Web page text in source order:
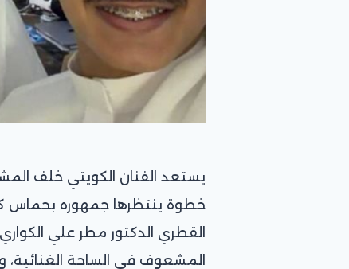
يستعد الفنان الكويتي خلف
خطوة ينتظرها جمهوره بحماس
القطري الدكتور مطر علي
المشعوف في الساحة